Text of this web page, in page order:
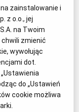
linii
nagród m.in.:
Nagroda
Grand
za najlepszy
2023) i Złoty i
Media & TV
zainstalowanie i
z o.o., jej
na Twoim
zmienić
wywołując
dot.
do „Ustawień
cookie możliwa